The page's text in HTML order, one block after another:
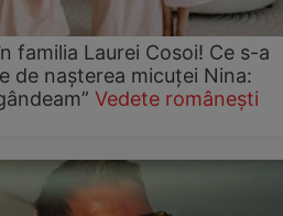
familia Laurei Cosoi! Ce s-a
de nașterea micuței Nina:
Vedete românești